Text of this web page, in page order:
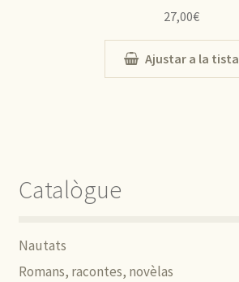
27,00€
Ajustar a la tista
Catalògue
Nautats
Romans, racontes, novèlas